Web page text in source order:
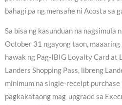
bahagi pa ng mensahe ni Acosta sa
Sa bisa ng kasunduan na nagsimula
October 31 ngayong taon, maaaring
hawak ng Pag-IBIG Loyalty Card at
Landers Shopping Pass, libreng
minimum na single-receipt purchase
pagkakataong mag-upgrade sa